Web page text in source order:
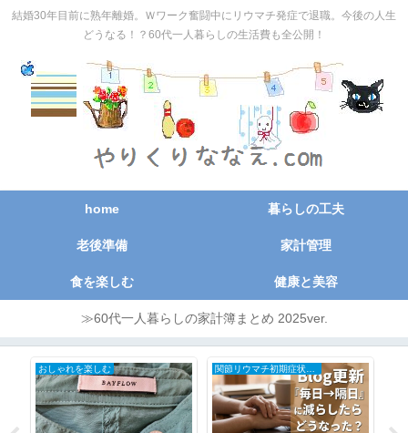
結婚30年目前に熟年離婚。Ｗワーク奮闘中にリウマチ発症で退職。今後の人生
どうなる！？60代一人暮らしの生活費も全公開！
home 暮らしの工夫
老後準備 家計管理
食を楽しむ 健康と美容
≫60代一人暮らしの家計簿まとめ 2025ver.
おしゃれを楽しむ